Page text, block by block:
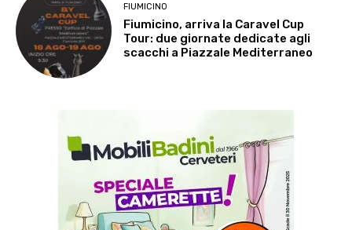
FIUMICINO
Fiumicino, arriva la Caravel Cup
Tour: due giornate dedicate agli
scacchi a Piazzale Mediterraneo